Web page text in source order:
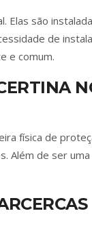
Elas são
de
e comum.
física de
Além de ser